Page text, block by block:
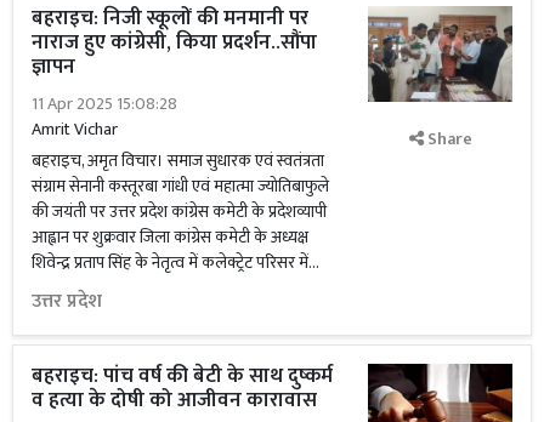
बहराइच: निजी स्कूलों की मनमानी पर
नाराज हुए कांग्रेसी, किया प्रदर्शन..सौंपा
ज्ञापन
11 Apr 2025 15:08:28
Amrit Vichar
बहराइच, अमृत विचार। समाज सुधारक एवं स्वतंत्रता
संग्राम सेनानी कस्तूरबा गांधी एवं महात्मा ज्योतिबाफुले
की जयंती पर उत्तर प्रदेश कांग्रेस कमेटी के प्रदेशव्यापी
आह्वान पर शुक्रवार जिला कांग्रेस कमेटी के अध्यक्ष
शिवेन्द्र प्रताप सिंह के नेतृत्व में कलेक्ट्रेट परिसर में...
उत्तर प्रदेश
Share
बहराइच: पांच वर्ष की बेटी के साथ दुष्कर्म
व हत्या के दोषी को आजीवन कारावास